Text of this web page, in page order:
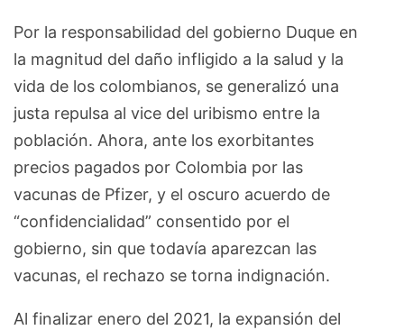
Por la responsabilidad del gobierno Duque en
la magnitud del daño infligido a la salud y la
vida de los colombianos, se generalizó una
justa repulsa al vice del uribismo entre la
población. Ahora, ante los exorbitantes
precios pagados por Colombia por las
vacunas de Pfizer, y el oscuro acuerdo de
“confidencialidad” consentido por el
gobierno, sin que todavía aparezcan las
vacunas, el rechazo se torna indignación.
Al finalizar enero del 2021, la expansión del